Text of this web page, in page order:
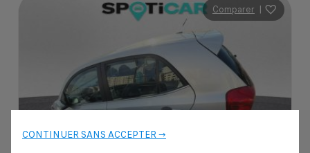
Comparer |
CONTINUER SANS ACCEPTER →